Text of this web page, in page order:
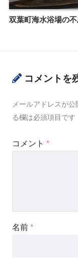
双葉町海水浴場の不
コメントを
メールアドレスが公
る欄は必須項目です
コメント *
名前 *